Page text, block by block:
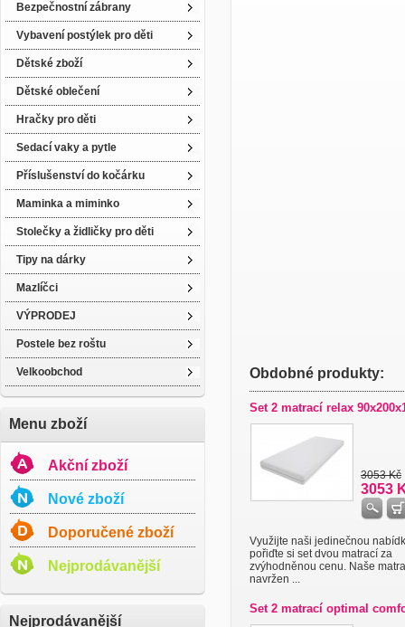
Bezpečnostní zábrany
Vybavení postýlek pro děti
Dětské zboží
Dětské oblečení
Hračky pro děti
Sedací vaky a pytle
Příslušenství do kočárku
Maminka a miminko
Stolečky a židličky pro děti
Tipy na dárky
Mazlíčci
VÝPRODEJ
Postele bez roštu
Velkoobchod
Menu zboží
Akční zboží
Nové zboží
Doporučené zboží
Nejprodávanější
Nejprodávanější
Obdobné produkty:
Set 2 matrací relax
3053 Kč
3053
Využijte naši jedinečnou
pořiďte si set dvou matrací za
zvýhodněnou cenu. Naše
navržen ...
Set 2 matrací optimal